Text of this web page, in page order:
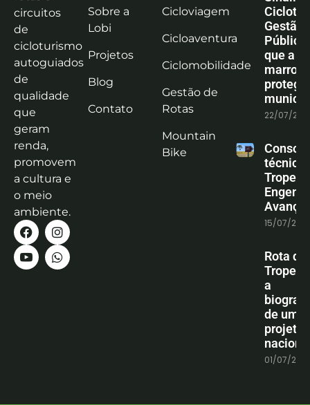
circuitos
de
cicloturismo
autoguiados
de
qualidade
que
geram
renda,
promovem
a cultura e
o meio
ambiente.
Sobre a
Lobi
Projetos
Blog
Contato
Cicloviagem
Cicloaventura
Ciclomobilidade
Gestão de
Rotas
Mountain
Bike
Gestão
que a
marrom
protege
22/07/
técnica
15/07/
Rota
a
de um
projeto
01/07/